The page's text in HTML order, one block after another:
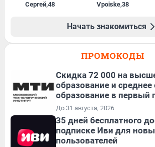
Сергей,48 Vpoiske,38
Начать знакомиться
ПРОМОКОДЫ
Скидка 72 000 на
образование и среднее
образование в первый
До 31 августа, 2026
35 дней бесплатного
подписке Иви для
пользователей